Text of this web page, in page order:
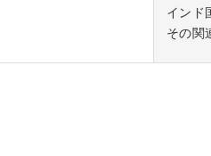
インド
その関